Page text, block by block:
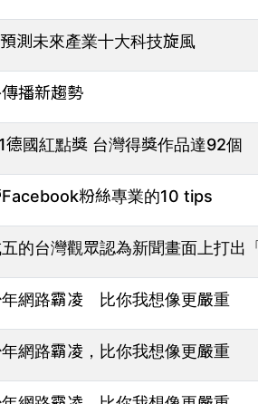
測未來產業十大科技旋風
播新趨勢
德國紅點獎 台灣得獎作品達92個
粉絲專業的10 tips
的台灣觀眾認為新聞畫面上打出
網路霸凌 比你我想像更嚴重
網路霸凌，比你我想像更嚴重